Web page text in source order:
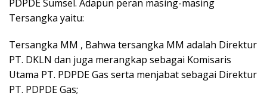
PDPDE Sumsel. Adapun peran masing-masing
Tersangka yaitu:
Tersangka MM , Bahwa tersangka MM adalah Direktur
PT. DKLN dan juga merangkap sebagai Komisaris
Utama PT. PDPDE Gas serta menjabat sebagai Direktur
PT. PDPDE Gas;